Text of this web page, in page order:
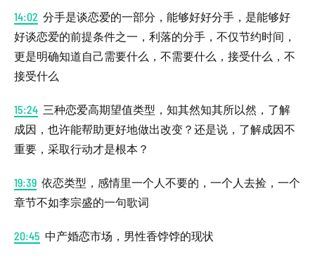
14:02 分手是谈恋爱的一部分，能够好好分手，是能够好
好谈恋爱的前提条件之一，利落的分手，不仅节约时间，
更是明确知道自己需要什么，不需要什么，接受什么，不
接受什么
15:24 三种恋爱高期望值类型，知其然知其所以然，了解
成因，也许能帮助更好地做出改变？还是说，了解成因不
重要，采取行动才是根本？
19:39 依恋类型，感情里一个人不要的，一个人去捡，一个
章节不如李宗盛的一句歌词
20:45 中产婚恋市场，男性香饽饽的现状